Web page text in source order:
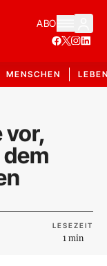
ABO
MENSCHEN
vor,
LESEZEIT
1 min